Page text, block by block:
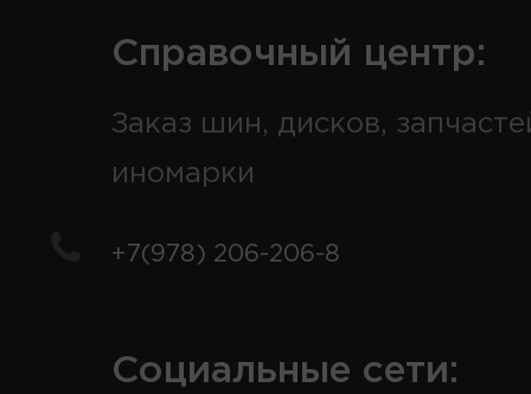
Справочный центр:
Заказ шин, дисков,
иномарки
+7(978) 206-206-8
Социальные сети: